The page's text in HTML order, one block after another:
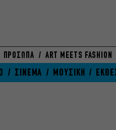
ΠΡΟΣΩΠΑ ART MEETS FASHION
ΣΙΝΕΜΑ ΜΟΥΣΙΚΗ